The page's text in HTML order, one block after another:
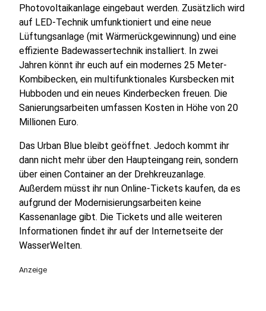
Photovoltaikanlage eingebaut werden. Zusätzlich wird
auf LED-Technik umfunktioniert und eine neue
Lüftungsanlage (mit Wärmerückgewinnung) und eine
effiziente Badewassertechnik installiert. In zwei
Jahren könnt ihr euch auf ein modernes 25 Meter-
Kombibecken, ein multifunktionales Kursbecken mit
Hubboden und ein neues Kinderbecken freuen. Die
Sanierungsarbeiten umfassen Kosten in Höhe von 20
Millionen Euro.
Das Urban Blue bleibt geöffnet. Jedoch kommt ihr
dann nicht mehr über den Haupteingang rein, sondern
über einen Container an der Drehkreuzanlage.
Außerdem müsst ihr nun Online-Tickets kaufen, da es
aufgrund der Modernisierungsarbeiten keine
Kassenanlage gibt. Die Tickets und alle weiteren
Informationen findet ihr auf der Internetseite der
WasserWelten.
Anzeige